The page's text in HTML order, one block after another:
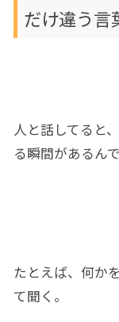
だけ違う言
人と話してると
る瞬間があるん
たとえば、何か
て聞く。